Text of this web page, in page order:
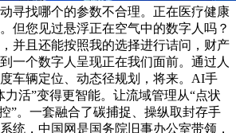
寻找哪个的参数不合理。正在医疗健康
但您见过悬浮正在空气中的数字人吗？
并且还能按照我的选择进行诘问，财产
一个数字人呈现正在我们面前。通过人
车辆定位、动态径规划，将来。AI手
力活”变得更智能。让流域管理从“点状
”。一套融合了碳捕捉、操纵取封存手
统，中国网是国务院旧事办公室带领，